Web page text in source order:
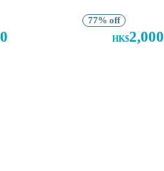
77% off
HK$2,000